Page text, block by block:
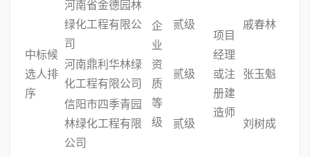
中标候
选人排
序
河南省金德园林
绿化工程有限公
司
企
业
资
质
等
级
贰级
项目
经理
或注
册建
造师
戚春林
河南鼎利华林绿
化工程有限公司
贰级 张玉魁
信阳市四季青园
林绿化工程有限
公司
贰级 刘树成